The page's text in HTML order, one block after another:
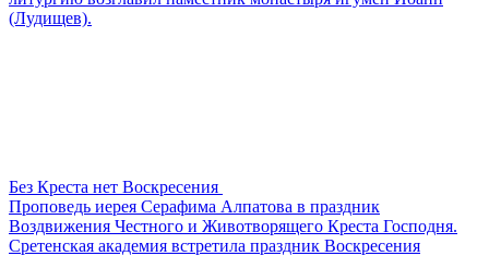
(Лудищев).
Без Креста нет Воскресения
Проповедь иерея Серафима Алпатова в праздник
Воздвижения Честного и Животворящего Креста Господня.
Сретенская академия встретила праздник Воскресения